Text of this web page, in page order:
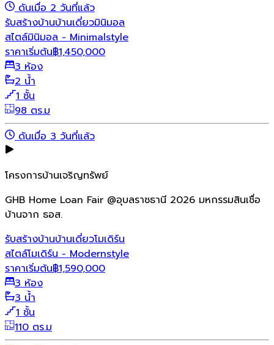
ดันเมื่อ 2 วันที่แล้ว
รับสร้างบ้านบ้านเดี่ยวมินิมอล
สไตล์มินิมอล - Minimalstyle
ราคาเริ่มต้น฿1,450,000
3 ห้อง
2 น้ำ
1 ชั้น
98 ตร.ม
ดันเมื่อ 3 วันที่แล้ว
โครงการบ้านเจริญทรัพย์
GHB Home Loan Fair @อุบลราชธานี 2026 มหกรรมสินเชื่อ
บ้านจาก ธอส.
รับสร้างบ้านบ้านเดี่ยวโมเดิร์น
สไตล์โมเดิร์น - Modernstyle
ราคาเริ่มต้น฿1,590,000
3 ห้อง
3 น้ำ
1 ชั้น
110 ตร.ม